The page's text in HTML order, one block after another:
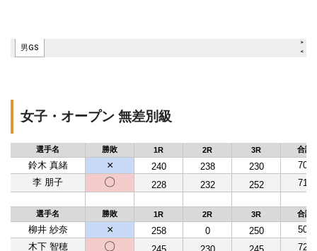
女子・オープン 無差別級